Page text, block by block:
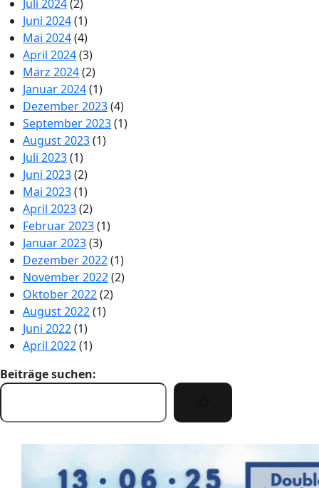
Juli 2024(2)
Juni 2024(1)
Mai 2024(4)
April 2024(3)
März 2024(2)
Januar 2024(1)
Dezember 2023(4)
September 2023(1)
August 2023(1)
Juli 2023(1)
Juni 2023(2)
Mai 2023(1)
April 2023(2)
Februar 2023(1)
Januar 2023(3)
Dezember 2022(1)
November 2022(2)
Oktober 2022(2)
August 2022(1)
Juni 2022(1)
April 2022(1)
Beiträge suchen: